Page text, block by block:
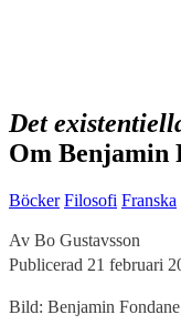
Det
Om Benjamin
Böcker Filosofi Franska
Av Bo Gustavsson
Publicerad 21 februari
Bild: Benjamin